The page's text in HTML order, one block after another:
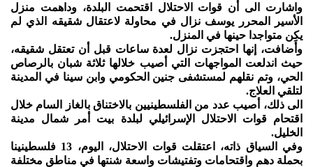
واشارت الى أن قوات الاحتلال اقتحمت البلدة، وداهمت منزل
الأسير المحرر يوسف نزال في محاولة لاعتقال شقيقه الذي لم
يكن متواجدا حينها في المنزل.
وأَضافت، إنها احتجزت نزال لعدة ساعات قبل أن تعتقل شقيقه،
حيث اندلعت المواجهات التي أصيب خلالها ثلاثة شبان بالرصاص
الحي، وتم نقلهم لمستشفى جنين الحكومي وابن سينا في المدينة
لتلقي العلاج.
الى ذلك، أصيب عدد من الفلسطينيين بالاختناق بالغاز السام خلال
اقتحام قوات الاحتلال الإسرائيلي لبلدة بيت أمر شمال مدينة
الخليل.
وفي السياق ذاته، اعتقلت قوات الاحتلال، اليوم، 13 فلسطينينا
بحملة دهم واقتحامات وتفتيشات واسعة شنتها في مناطق مختلفة